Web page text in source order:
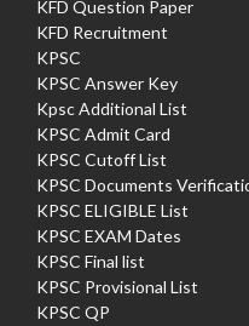
KFD Question Paper
KFD Recruitment
KPSC
KPSC Answer Key
Kpsc Additional List
KPSC Admit Card
KPSC Cutoff List
KPSC Documents
KPSC ELIGIBLE List
KPSC EXAM Dates
KPSC Final list
KPSC Provisional List
KPSC QP